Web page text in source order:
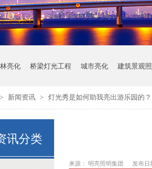
亮化 桥梁灯光工程 城市亮化 建筑景观
> 新闻资讯 > 灯光秀是如何助我亮出游乐园的？
来源： 明亮照明集团 发布
讯分类